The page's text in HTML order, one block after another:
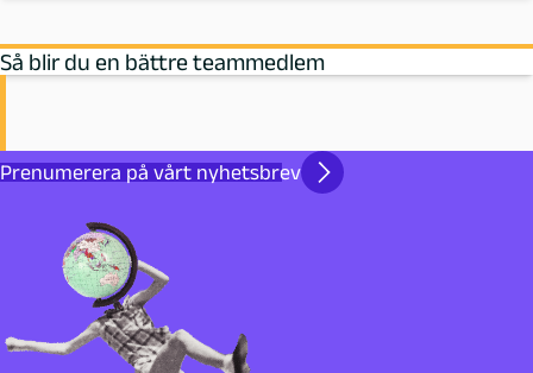
Så blir du en bättre teammedlem
Prenumerera på vårt nyhetsbrev